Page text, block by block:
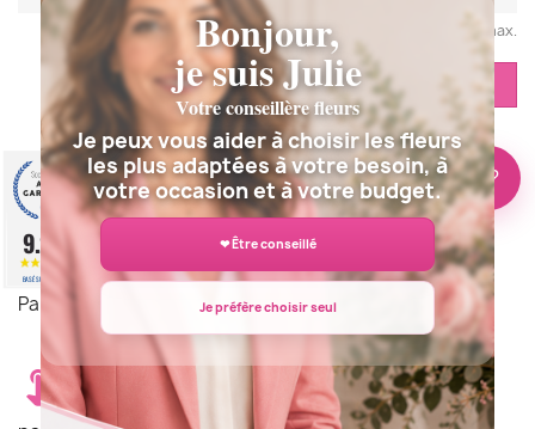
35 caracteres max.
ENREGISTRER LA PERSONNALISATION
Quantité
 AJOUTER AU PANIER
Partager
Frais de livraison 12.90€. La livraison est effectuée
🌸 Besoin d’aide ?
Bonjour,
je suis Julie
Votre conseillère fleurs
Je peux vous aider à choisir les fleurs
les plus adaptées à votre besoin, à
votre occasion et à votre budget.
❤ Être conseillé
Je préfère choisir seul
9.2/10
BASÉ SUR 943 AVIS